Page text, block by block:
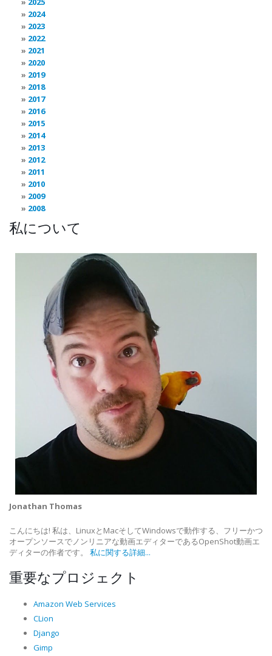
2024
2023
2022
2021
2020
2019
2018
2017
2016
2015
2014
2013
2012
2011
2010
2009
2008
私について
Jonathan Thomas
こんにちは! 私は、LinuxとMacそしてWindowsで動作する、フリーかつ
オープンソースでノンリニアな動画エディターであるOpenShot動画エ
ディターの作者です。 私に関する詳細...
重要なプロジェクト
Amazon Web Services
CLion
Django
Gimp